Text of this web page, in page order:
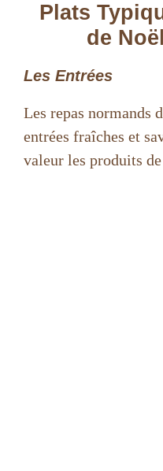
Plats
de
Les Entrées
Les repas normands
entrées fraîches et
valeur les produits